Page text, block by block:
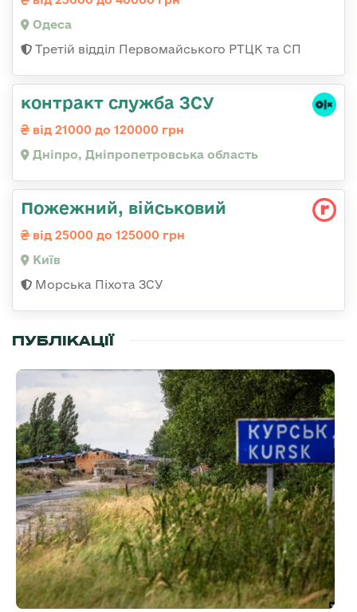
Одеса
Третій відділ Первомайського РТЦК та СП
контракт служба ЗСУ
від 21000 до 120000 грн
Дніпро, Дніпропетровська область
Пожежний, військовий
від 25000 до 125000 грн
Київ
Морська Піхота ЗСУ
ПУБЛІКАЦІЇ